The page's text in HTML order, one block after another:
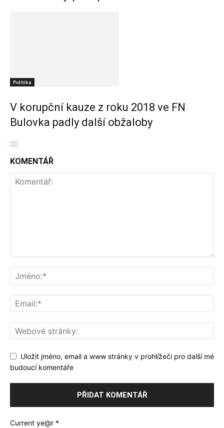
Politika
V korupční kauze z roku 2018 ve FN
Bulovka padly další obžaloby
KOMENTÁŘ
Uložit jméno, email a www stránky v prohlížeči pro další mé
budoucí komentáře
Current ye@r *